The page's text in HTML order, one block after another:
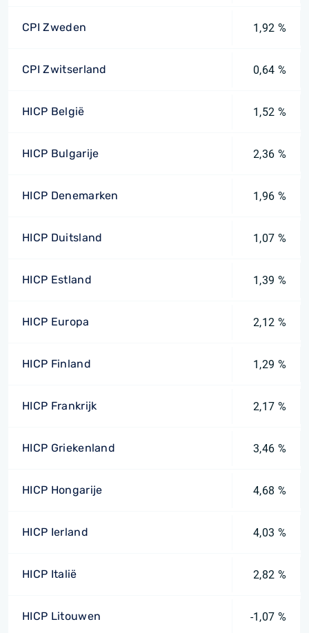
CPI Zweden 1,92 %
CPI Zwitserland 0,64 %
HICP België 1,52 %
HICP Bulgarije 2,36 %
HICP Denemarken 1,96 %
HICP Duitsland 1,07 %
HICP Estland 1,39 %
HICP Europa 2,12 %
HICP Finland 1,29 %
HICP Frankrijk 2,17 %
HICP Griekenland 3,46 %
HICP Hongarije 4,68 %
HICP Ierland 4,03 %
HICP Italië 2,82 %
HICP Litouwen -1,07 %